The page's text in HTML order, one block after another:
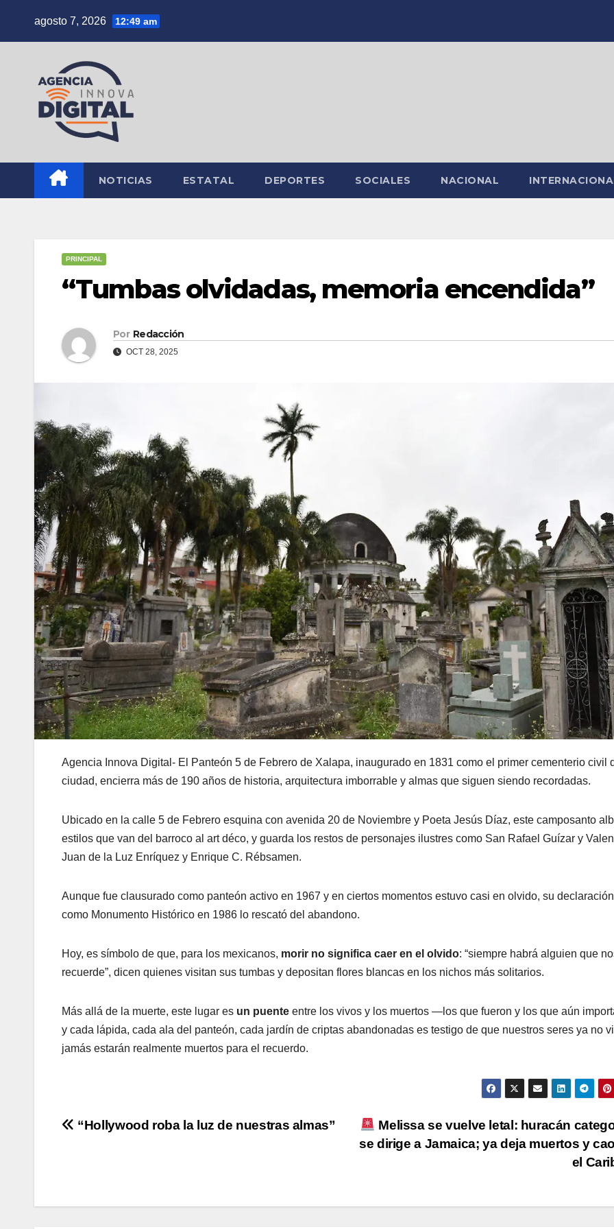
agosto 7, 2026 12:49 am
NOTICIAS ESTATAL DEPORTES SOCIALES NACIONAL
PRINCIPAL
“Tumbas olvidadas, memoria encendida”
Por Redacción
OCT 28, 2025
Agencia Innova Digital- El Panteón 5 de Febrero de Xalapa, inaugurado en 1831 como el primer cementerio civil
ciudad, encierra más de 190 años de historia, arquitectura imborrable y almas que siguen siendo recordadas.
Ubicado en la calle 5 de Febrero esquina con avenida 20 de Noviembre y Poeta Jesús Díaz, este camposanto
estilos que van del barroco al art déco, y guarda los restos de personajes ilustres como San Rafael Guízar y
Juan de la Luz Enríquez y Enrique C. Rébsamen.
Aunque fue clausurado como panteón activo en 1967 y en ciertos momentos estuvo casi en olvido, su declaración
como Monumento Histórico en 1986 lo rescató del abandono.
Hoy, es símbolo de que, para los mexicanos, morir no significa caer en el olvido: “siempre habrá alguien que
recuerde”, dicen quienes visitan sus tumbas y depositan flores blancas en los nichos más solitarios.
Más allá de la muerte, este lugar es un puente entre los vivos y los muertos —los que fueron y los que aún
y cada lápida, cada ala del panteón, cada jardín de criptas abandonadas es testigo de que nuestros seres ya no
jamás estarán realmente muertos para el recuerdo.
Navegación
Melissa se vuelve letal: huracán
se dirige a Jamaica; ya deja muertos y
el
“Hollywood roba la luz de nuestras almas”